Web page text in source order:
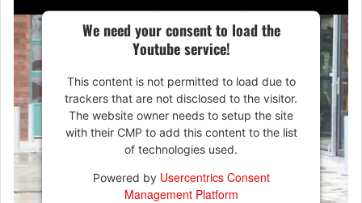
We need your consent to load the
Youtube service!
This content is not permitted to load due to
trackers that are not disclosed to the visitor.
The website owner needs to setup the site
with their CMP to add this content to the list
of technologies used.
Powered by Usercentrics Consent
Management Platform